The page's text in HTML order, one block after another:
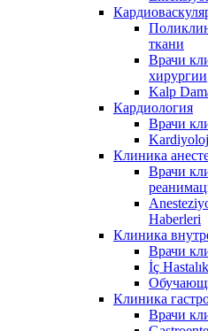
ткани
Врачи
хирургии
Kalp
Кардиология
Врачи
Клиника
Врачи
Haberleri
Клиника
Врачи
İç
Клиника
Врачи